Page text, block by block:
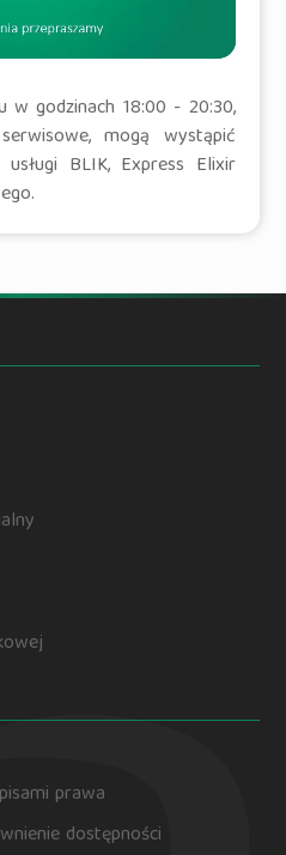
w godzinach 18:00 - 20:30,
mogą wystąpić
BLIK, Express Elixir
prawa
dostępności